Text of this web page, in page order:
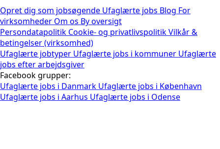
Opret dig som jobsøgende Ufaglærte jobs Blog For
virksomheder Om os By oversigt
Persondatapolitik Cookie- og privatlivspolitikVilkår &
betingelser (virksomhed)
Ufaglærte jobtyper Ufaglærte jobs i kommuner Ufaglærte
jobs efter arbejdsgiver
Facebook grupper:
Ufaglærte jobs i Danmark Ufaglærte jobs i København
Ufaglærte jobs i Aarhus Ufaglærte jobs i Odense